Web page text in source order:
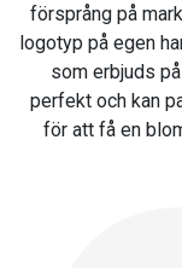
försprång på
logotyp på egen
som erbjuds
perfekt och kan
för att få en